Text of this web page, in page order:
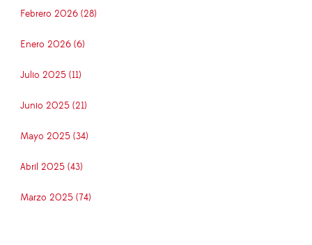
Febrero 2026 (28)
Enero 2026 (6)
Julio 2025 (11)
Junio 2025 (21)
Mayo 2025 (34)
Abril 2025 (43)
Marzo 2025 (74)